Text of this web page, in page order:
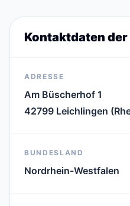
Kontaktdaten
ADRESSE
Am Büscherhof 1
42799 Leichlingen
BUNDESLAND
Nordrhein-Westfalen